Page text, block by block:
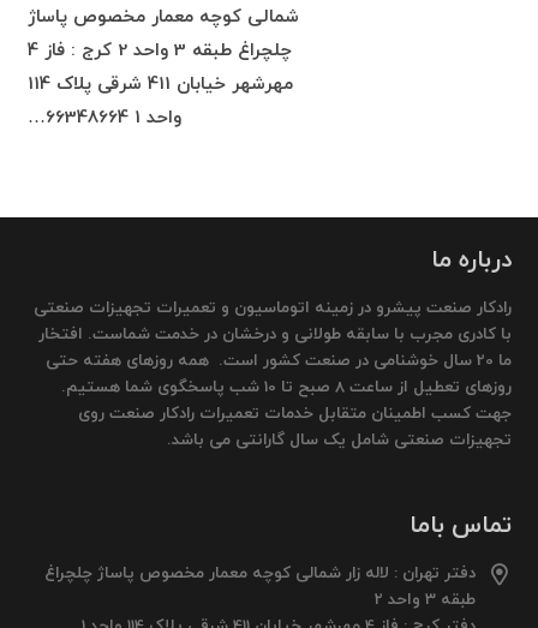
شمالی کوچه معمار مخصوص پاساژ
چلچراغ طبقه 3 واحد 2 کرج : فاز 4
مهرشهر خیابان 411 شرقی پلاک 114
واحد 1 66348664…
درباره ما
رادکار صنعت پیشرو در زمینه اتوماسیون و تعمیرات تجهیزات صنعتی
با کادری مجرب با سابقه طولانی و درخشان در خدمت شماست. افتخار
ما 20 سال خوشنامی در صنعت کشور است. همه روزهای هفته حتی
روزهای تعطیل از ساعت 8 صبح تا 10 شب پاسخگوی شما هستیم.
جهت کسب اطمینان متقابل خدمات تعمیرات رادکار صنعت روی
تجهیزات صنعتی شامل یک سال گارانتی می باشد.
تماس باما
دفتر تهران : لاله زار شمالی کوچه معمار مخصوص پاساژ چلچراغ
طبقه 3 واحد 2